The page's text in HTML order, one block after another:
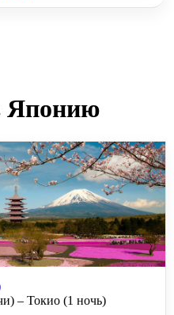
Японию
– Токио (1 ночь)